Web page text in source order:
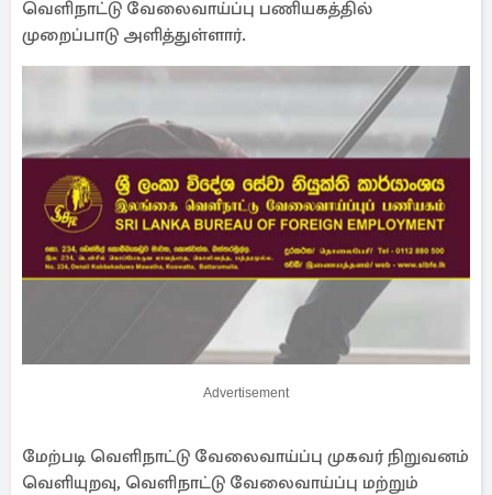
வெளிநாட்டு வேலைவாய்ப்பு பணியகத்தில்
முறைப்பாடு அளித்துள்ளார்.
Advertisement
மேற்படி வெளிநாட்டு வேலைவாய்ப்பு முகவர் நிறுவனம்
வெளியுறவு, வெளிநாட்டு வேலைவாய்ப்பு மற்றும்